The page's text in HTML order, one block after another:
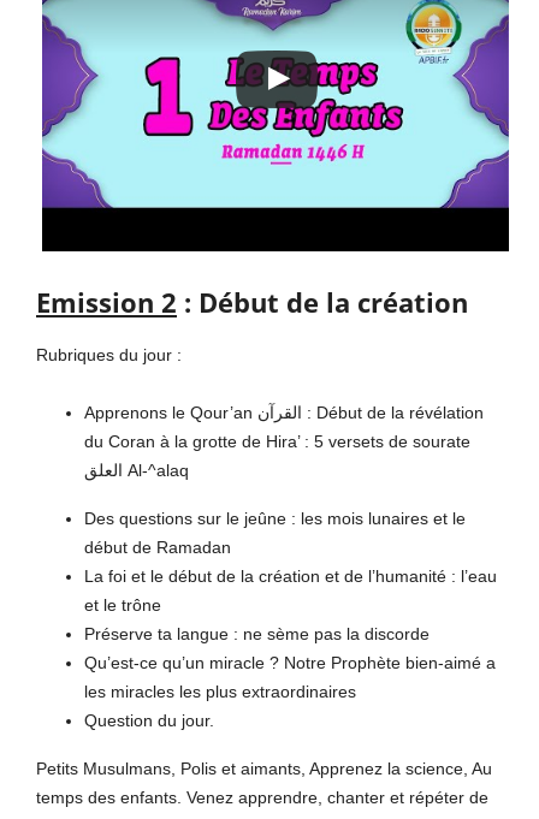
Emission 2 : Début de la création
Rubriques du jour :
Apprenons le Qour’an القرآن : Début de la révélation
du Coran à la grotte de Hira’ : 5 versets de sourate
العلق Al-^alaq
Des questions sur le jeûne : les mois lunaires et le
début de Ramadan
La foi et le début de la création et de l’humanité : l’eau
et le trône
Préserve ta langue : ne sème pas la discorde
Qu’est-ce qu’un miracle ? Notre Prophète bien-aimé a
les miracles les plus extraordinaires
Question du jour.
Petits Musulmans, Polis et aimants, Apprenez la science, Au
temps des enfants. Venez apprendre, chanter et répéter de